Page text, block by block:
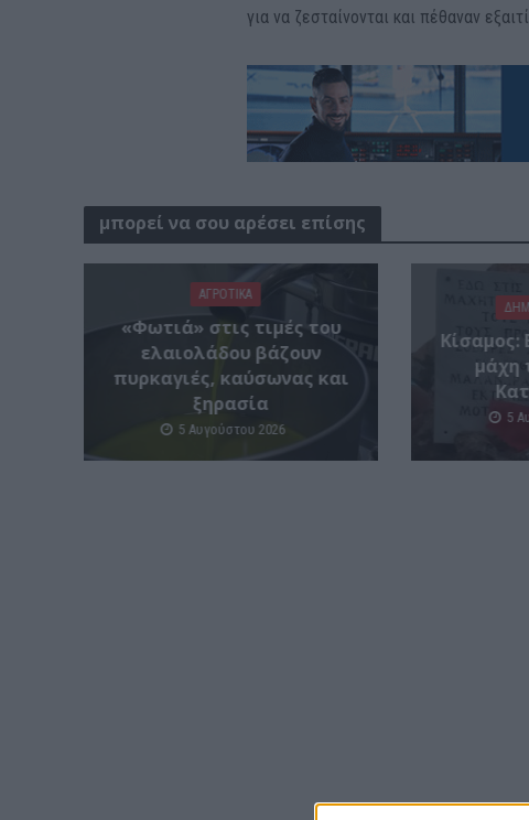
για να ζεσταίνονται και πέθαναν
μπορεί να σου αρέσει επίσης
ΑΓΡΟΤΙΚΑ
«Φωτιά» στις τιμές του
ελαιολάδου βάζουν
πυρκαγιές, καύσωνας και
ξηρασία
5 Αυγούστου 2026
Κίσαμος:
μάχη
5